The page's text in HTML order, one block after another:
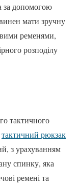
за допомогою
мати зручну
ременями,
розподілу
тактичного
тактичний рюкзак
з урахуванням
спинку, яка
ремені та